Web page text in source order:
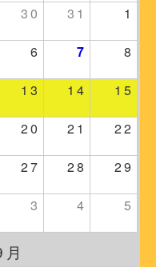
30 31 1
6 7 8
13 14 15
20 21 22
27 28 29
3 4 5